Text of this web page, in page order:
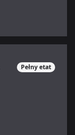
Pełny etat